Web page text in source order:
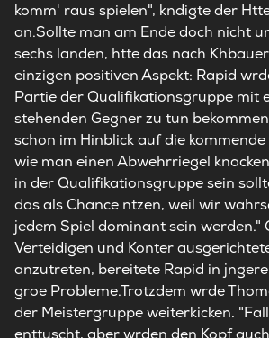
komm' raus spielen", kndigte der
an.Sollte man am Ende doch nicht
sechs landen, htte das nach
einzigen positiven Aspekt: Rapid
Partie der Qualifikationsgruppe mit
stehenden Gegner zu tun
schon im Hinblick auf die
wie man einen Abwehrriegel
in der Qualifikationsgruppe sein
das als Chance ntzen, weil wir
jedem Spiel dominant sein werden."
Verteidigen und Konter
anzutreten, bereitete Rapid in
groe Probleme.Trotzdem wrde
der Meistergruppe weiterkicken.
enttuscht, aber wrden den Kopf